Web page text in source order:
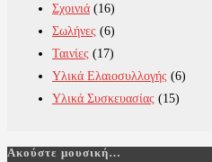
Σχοινιά (16)
Σωλήνες (6)
Ταινίες (17)
Υλικά Ελαιοσυλλογής (6)
Υλικά Συσκευασίας (15)
Ακούστε μουσική…